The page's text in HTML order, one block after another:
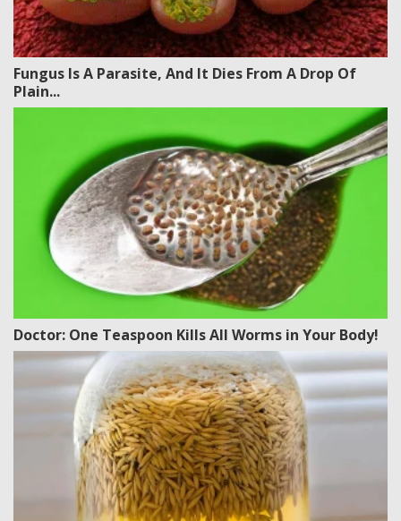
Fungus Is A Parasite, And It Dies From A Drop Of
Plain...
Doctor: One Teaspoon Kills All Worms in Your Body!